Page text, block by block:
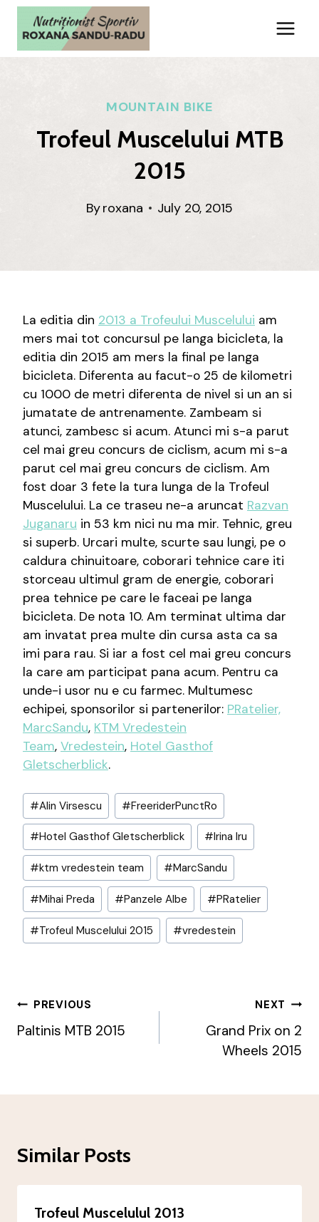
Skip
content
MOUNTAIN BIKE
Trofeul Muscelului MTB
2015
Byroxana July 20, 2015
La editia din 2013 a Trofeului Muscelului am
mers mai tot concursul pe langa bicicleta, la
editia din 2015 am mers la final pe langa
bicicleta. Diferenta au facut-o 25 de kilometri
cu 1000 de metri diferenta de nivel si un an si
jumatate de antrenamente. Zambeam si
atunci, zambesc si acum. Atunci mi s-a parut
cel mai greu concurs de ciclism, acum mi s-a
parut cel mai greu concurs de ciclism. Am
fost doar 3 fete la tura lunga de la Trofeul
Muscelului. La ce traseu ne-a aruncat Razvan
Juganaru in 53 km nici nu ma mir. Tehnic, greu
si superb. Urcari multe, scurte sau lungi, pe o
caldura chinuitoare, coborari tehnice care iti
storceau ultimul gram de energie, coborari
prea tehnice pe care le faceai pe langa
bicicleta. De nota 10. Am terminat ultima dar
am invatat prea multe din cursa asta ca sa
imi para rau. Si iar a fost cel mai greu concurs
la care am participat pana acum. Pentru ca
unde-i usor nu e cu farmec. Multumesc
echipei, sponsorilor si partenerilor: PRatelier,
MarcSandu, KTM Vredestein
Team, Vredestein, Hotel Gasthof
Gletscherblick.
Post
Tags:
#Alin Virsescu #FreeriderPunctRo
#Hotel Gasthof Gletscherblick #Irina Iru
#ktm vredestein team #MarcSandu
#Mihai Preda #Panzele Albe #PRatelier
#Trofeul Muscelului 2015 #‎vredestein‬‪
Post
Navigation
PREVIOUS
Paltinis MTB 2015
NEXT
Grand Prix on 2
Wheels 2015
Similar Posts
Trofeul Muscelulul 2013